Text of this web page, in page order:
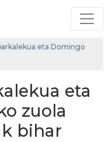
eta Domingo
eta
zuola
bihar